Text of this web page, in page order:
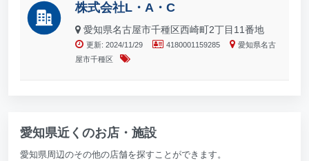
株式会社L・A・C
愛知県名古屋市千種区西崎町2丁目11番地
更新: 2024/11/29 4180001159285
愛知県名古
屋市千種区
愛知県近くのお店・施設
愛知県周辺のその他の店舗を探すことができます。